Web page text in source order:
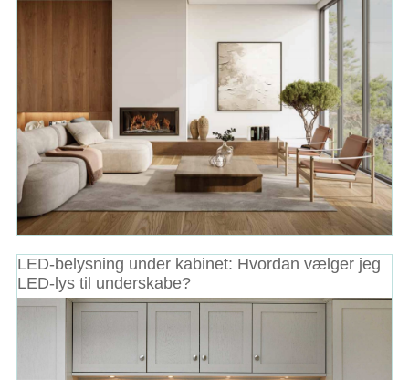
LED-belysning under kabinet: Hvordan vælger jeg
LED-lys til underskabe?